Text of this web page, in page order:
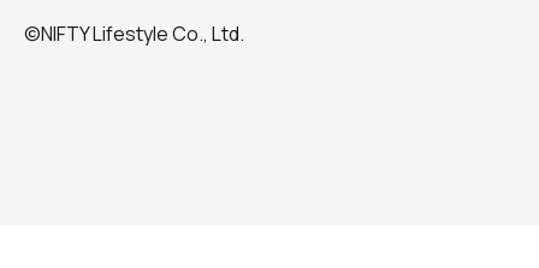
©NIFTY Lifestyle Co., Ltd.